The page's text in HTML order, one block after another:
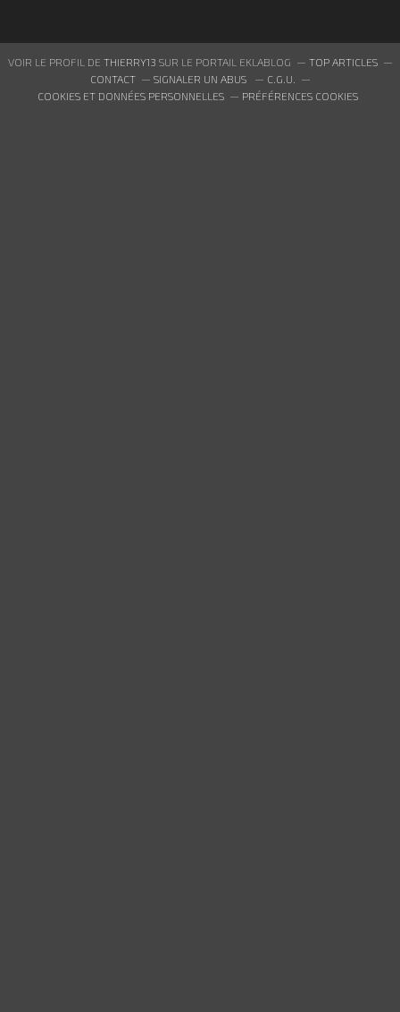
VOIR LE PROFIL DE THIERRY13 SUR LE PORTAIL EKLABLOG
TOP ARTICLES
CONTACT
SIGNALER UN ABUS
C.G.U.
COOKIES ET DONNÉES PERSONNELLES
PRÉFÉRENCES COOKIES